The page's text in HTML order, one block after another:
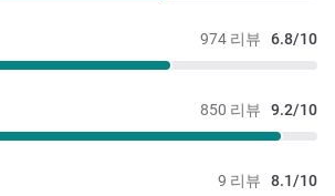
974 리뷰 6.8/10
850 리뷰 9.2/10
9 리뷰 8.1/10